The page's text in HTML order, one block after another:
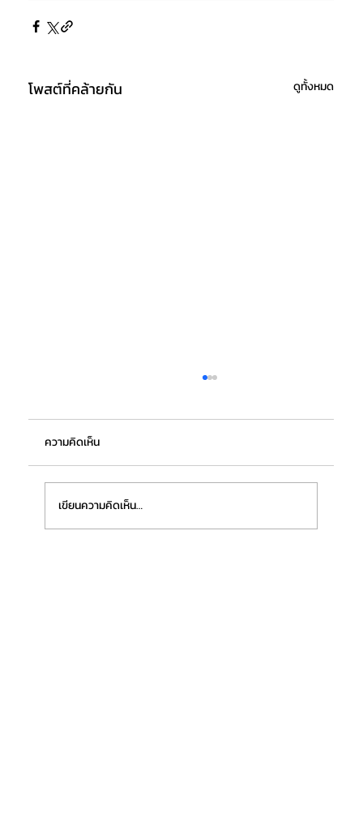
โพสต์ที่คล้ายกัน ดูทั้งหมด
ความคิดเห็น
เขียนความคิดเห็น…